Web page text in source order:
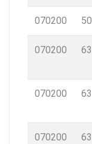
070200 50
070200 63
070200 63
070200 63